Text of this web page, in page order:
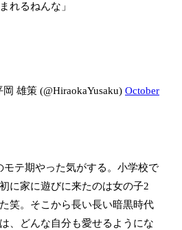
れるねんな」
雄策 (@HiraokaYusaku) October
モテ期やった気がする。小学校で
に家に遊びに来たのは女の子2
笑。そこから長い長い暗黒時代
、どんな自分も愛せるようにな